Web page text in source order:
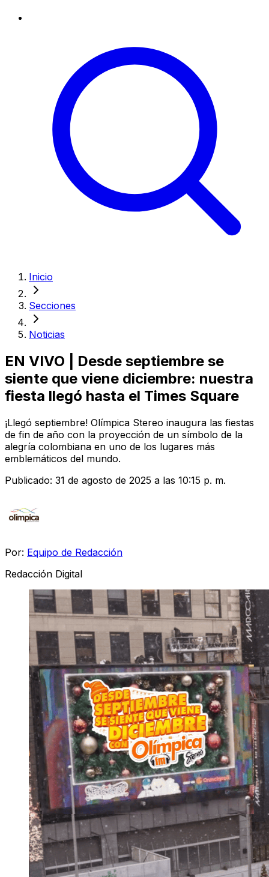
Inicio
Secciones
Noticias
EN VIVO | Desde septiembre se
siente que viene diciembre: nuestra
fiesta llegó hasta el Times Square
¡Llegó septiembre! Olímpica Stereo inaugura las fiestas
de fin de año con la proyección de un símbolo de la
alegría colombiana en uno de los lugares más
emblemáticos del mundo.
Publicado: 31 de agosto de 2025 a las 10:15 p. m.
Por: Equipo de Redacción
Redacción Digital